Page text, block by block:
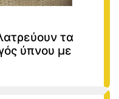
τα
ύπνου με